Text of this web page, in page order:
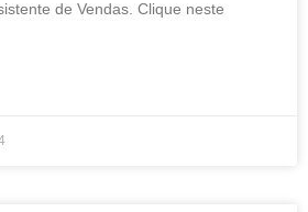
de Vendas. Clique neste